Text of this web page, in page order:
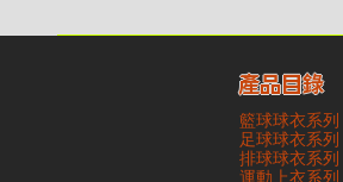
相關價目，貴客最終確認後將獲取正式完整單據
啟動貨品製作 4 / 商品印製 訂金核實後，4AM
/ 貨品提取 商品製作完成後，4AM 團隊將聯絡
貨品。貴客可選擇最適合的付款方式以及取貨安排
交易單據。如貴客欲更改電郵地址，請與 4AM
記錄可透過電郵 或 WhatsApp平台（ 請註明訂
隊核實有關款項 - 任何轉帳或換匯交易手續費等
本公司之責任 - 貴客請於收獲本公司正式訂購
請與4AM團隊職員聯絡預約取貨時間｜​ ・
服務｜運費由貴客現金支付司機｜ ・ 順豐速運
3個工作天｜到付｜​ - 貴客請於貨品可取日起之
貨品，如逾期未取，本公司將不予保存相關貨品
產品目錄
籃球球衣系列
足球球衣系列
排球球衣系列
運動上衣系列